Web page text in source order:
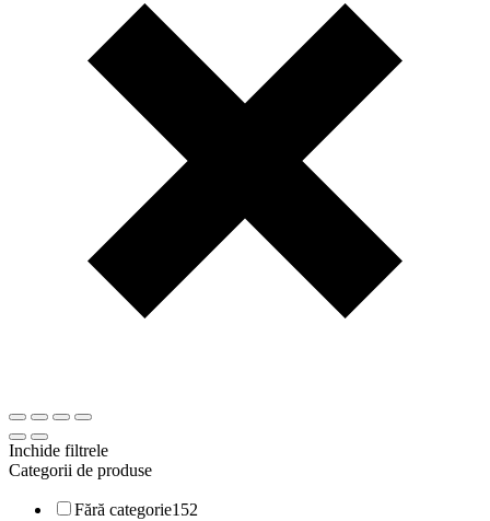
Inchide filtrele
Categorii de produse
Fără categorie152